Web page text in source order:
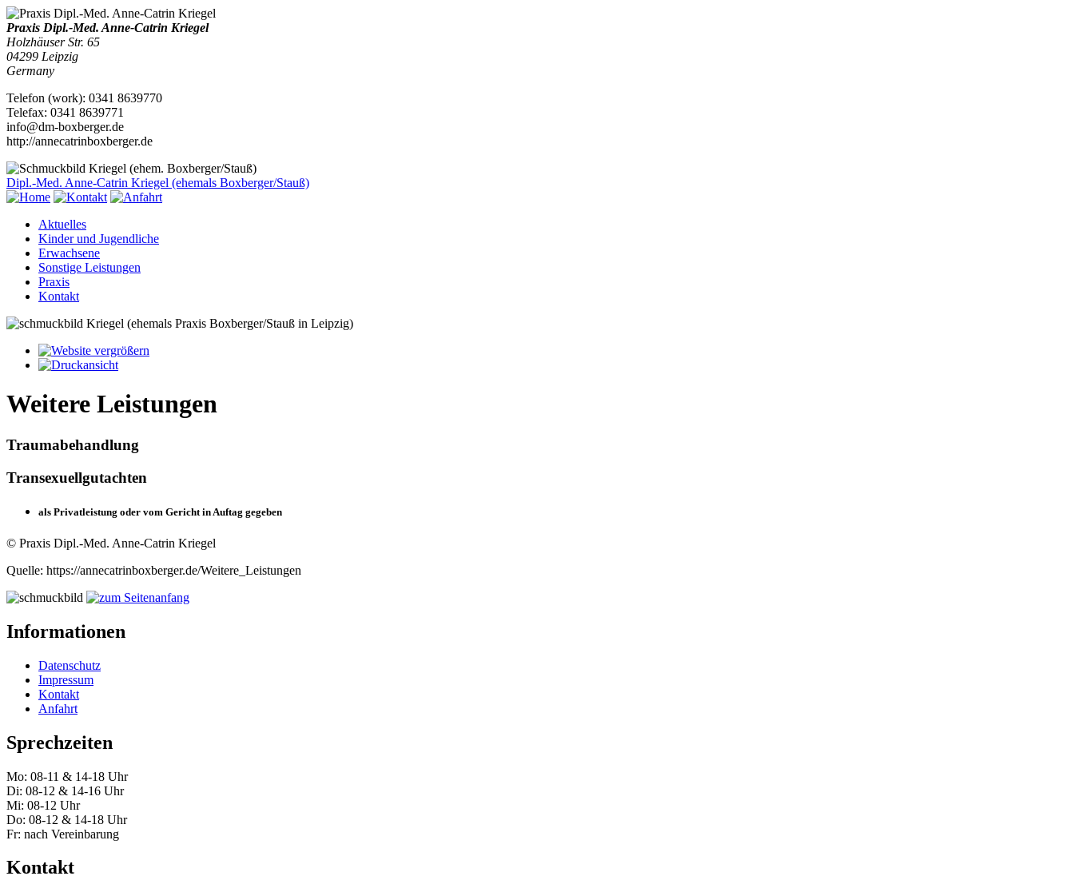
Praxis Dipl.-Med. Anne-Catrin Kriegel
Holzhäuser Str. 65
04299 Leipzig
Germany
Telefon (work): 0341 8639770
Telefax: 0341 8639771
info@dm-boxberger.de
http://annecatrinboxberger.de
Dipl.-Med. Anne-Catrin Kriegel (ehemals Boxberger/Stauß)
Aktuelles
Kinder und Jugendliche
Erwachsene
Sonstige Leistungen
Praxis
Kontakt
Weitere Leistungen
Traumabehandlung
Transexuellgutachten
als Privatleistung oder vom Gericht in Auftag gegeben
© Praxis Dipl.-Med. Anne-Catrin Kriegel
Quelle: https://annecatrinboxberger.de/Weitere_Leistungen
Informationen
Datenschutz
Impressum
Kontakt
Anfahrt
Sprechzeiten
Mo: 08-11 & 14-18 Uhr
Di: 08-12 & 14-16 Uhr
Mi: 08-12 Uhr
Do: 08-12 & 14-18 Uhr
Fr: nach Vereinbarung
Kontakt